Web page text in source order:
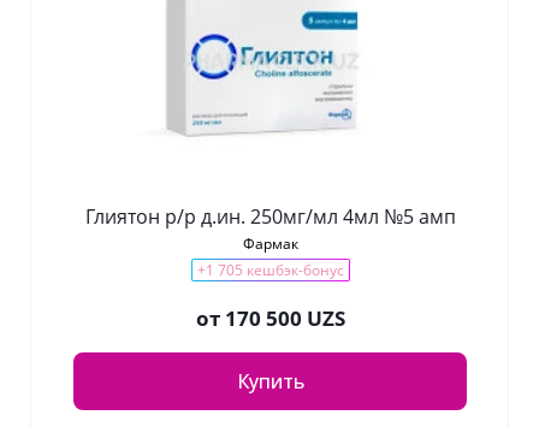
Глиятон р/р д.ин. 250мг/мл 4мл №5 амп
Фармак
+1 705 кешбэк-бонус
от 170 500 UZS
Купить